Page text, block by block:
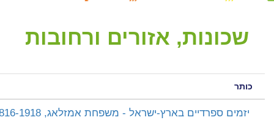
שכונות, אזורים ורחובות
כותר
‫ יזמים ספרדיים בארץ-ישראל - משפחת אמזלאג, 1816-1918